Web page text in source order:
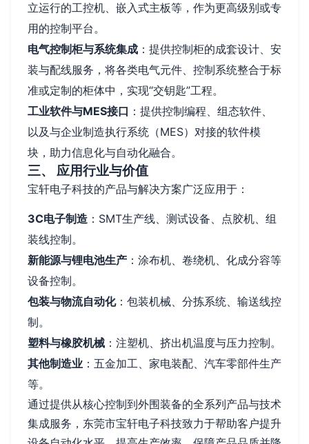
立运行的工控机、嵌入式主板等，作为更高级别或专
用的控制平台。
电气控制柜与系统集成 ：提供控制柜的成套设计、安
装与配线服务，将各类电气元件、控制系统整合于标
准或定制的柜体中，实现“交钥匙”工程。
工业软件与MES接口 ：提供控制编程、组态软件、
以及与企业制造执行系统（MES）对接的软件模
块，助力信息化与自动化融合。
三、 应用行业与价值
宝轩电子科技的产品与解决方案广泛应用于：
3C电子制造 ：SMT生产线、测试设备、点胶机、组
装线控制。
新能源与锂电池生产 ：涂布机、卷绕机、化成分容等
设备控制。
包装与物流自动化：包装机械、分拣系统、输送线控
制。
塑料与橡胶机械 ：注塑机、挤出机温度与压力控制。
其他制造业 ：五金加工、家电装配、汽车零部件生产
等。
通过提供从核心控制到外围装备的全系列产品与技术
集成服务，东莞市宝轩电子科技致力于帮助客户提升